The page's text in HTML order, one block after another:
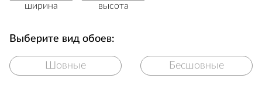
ширина высота
Выберите вид обоев:
Шовные Бесшовные